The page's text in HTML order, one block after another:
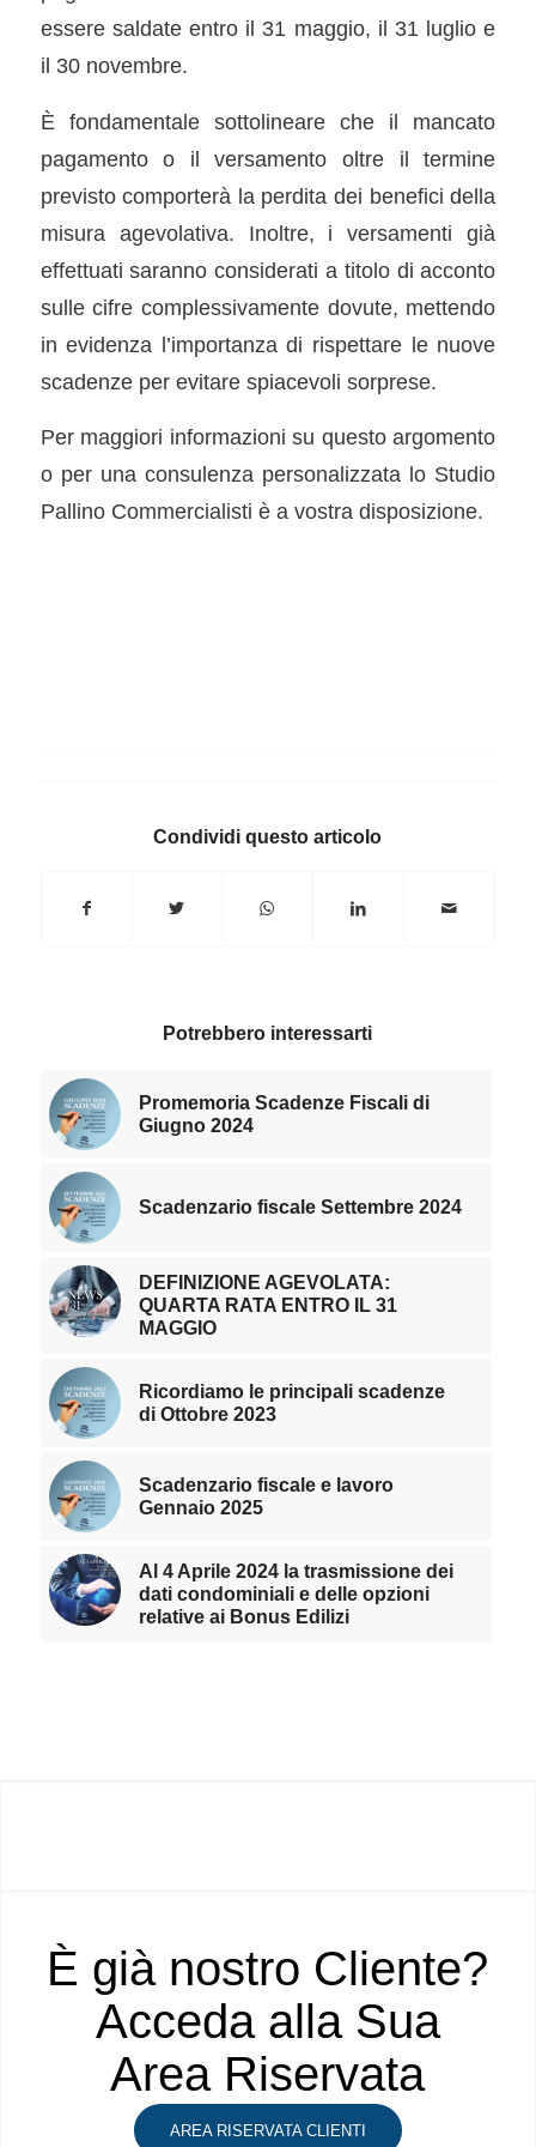
essere saldate entro il 31 maggio, il 31 luglio e
il 30 novembre.
È fondamentale sottolineare che il mancato
pagamento o il versamento oltre il termine
previsto comporterà la perdita dei benefici della
misura agevolativa. Inoltre, i versamenti già
effettuati saranno considerati a titolo di acconto
sulle cifre complessivamente dovute, mettendo
in evidenza l’importanza di rispettare le nuove
scadenze per evitare spiacevoli sorprese.
Per maggiori informazioni su questo argomento
o per una consulenza personalizzata lo Studio
Pallino Commercialisti è a vostra disposizione.
Condividi questo articolo
Potrebbero interessarti
Promemoria Scadenze Fiscali di
Giugno 2024
Scadenzario fiscale Settembre 2024
DEFINIZIONE AGEVOLATA:
QUARTA RATA ENTRO IL 31
MAGGIO
Ricordiamo le principali scadenze
di Ottobre 2023
Scadenzario fiscale e lavoro
Gennaio 2025
Al 4 Aprile 2024 la trasmissione dei
dati condominiali e delle opzioni
relative ai Bonus Edilizi
È già nostro Cliente?
Acceda alla Sua
Area Riservata
AREA RISERVATA CLIENTI